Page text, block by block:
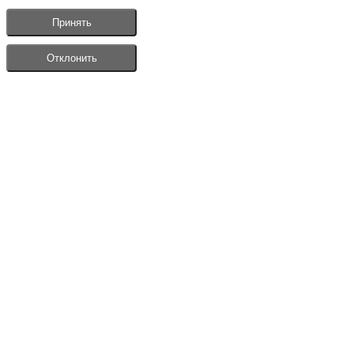
Принять
Отклонить